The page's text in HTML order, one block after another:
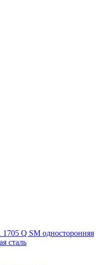
Q SM односторонняя
сталь